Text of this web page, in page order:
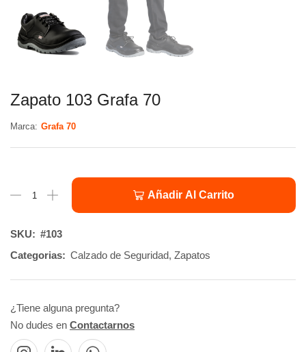
Zapato 103 Grafa 70
Marca: Grafa 70
Añadir Al Carrito
SKU: #103
Categorias: Calzado de Seguridad, Zapatos
¿Tiene alguna pregunta?
No dudes en Contactarnos